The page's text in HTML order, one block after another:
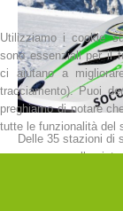
La storia
Delle 35 stazioni di
soccorso sulle
7 ATV (All Terrain
Utilizziamo i cookie
sono essenziali per il
ci aiutano a
tracciamento). Puoi
preghiamo di notare
tutte le funzionalità del